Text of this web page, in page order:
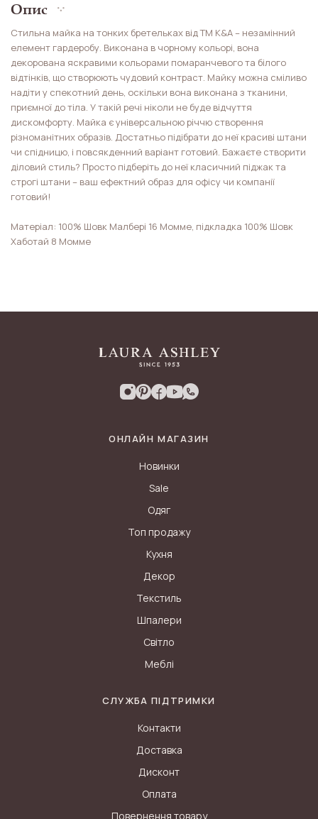
Опис
Стильна майка на тонких бретельках від ТМ K&A – незамінний
елемент гардеробу. Виконана в чорному кольорі, вона
декорована яскравими кольорами помаранчевого та білого
відтінків, що створюють чудовий контраст. Майку можна сміливо
надіти у спекотний день, оскільки вона виконана з тканини,
приємної до тіла. У такій речі ніколи не буде відчуття
дискомфорту. Майка є універсальною річчю створення
різноманітних образів. Достатньо підібрати до неї красиві штани
чи спідницю, і повсякденний варіант готовий. Бажаєте створити
діловий стиль? Просто підберіть до неї класичний піджак та
строгі штани – ваш ефектний образ для офісу чи компанії
готовий!
Матеріал: 100% Шовк Малбері 16 Момме, підкладка 100% Шовк
Хаботай 8 Момме
ОНЛАЙН МАГАЗИН
Новинки
Sale
Одяг
Топ продажу
Кухня
Декор
Текстиль
Шпалери
Світло
Меблі
СЛУЖБА ПІДТРИМКИ
Контакти
Доставка
Дисконт
Оплата
Повернення товару